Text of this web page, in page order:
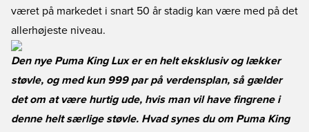
været på markedet i snart 50 år stadig kan være med på det
allerhøjeste niveau.
Den nye Puma King Lux er en helt eksklusiv og lækker
støvle, og med kun 999 par på verdensplan, så gælder
det om at være hurtig ude, hvis man vil have fingrene i
denne helt særlige støvle. Hvad synes du om Puma King